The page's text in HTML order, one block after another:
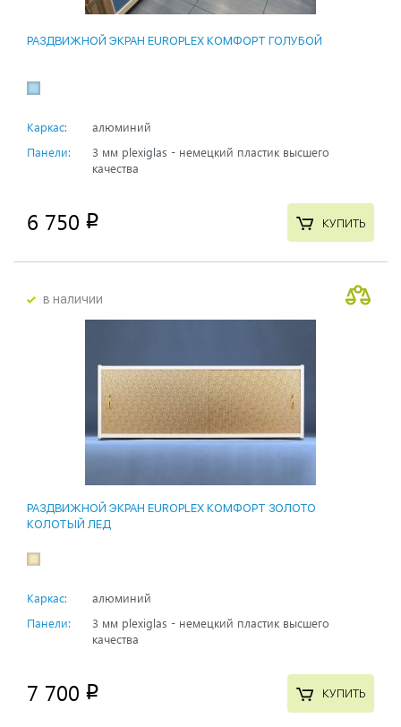
РАЗДВИЖНОЙ ЭКРАН EUROPLEX КОМФОРТ ГОЛУБОЙ
Каркас:
алюминий
Панели:
3 мм plexiglas - немецкий пластик высшего
качества
6 750 p КУПИТЬ
в наличии
РАЗДВИЖНОЙ ЭКРАН EUROPLEX КОМФОРТ ЗОЛОТО
КОЛОТЫЙ ЛЕД
Каркас:
алюминий
Панели:
3 мм plexiglas - немецкий пластик высшего
качества
7 700 p КУПИТЬ